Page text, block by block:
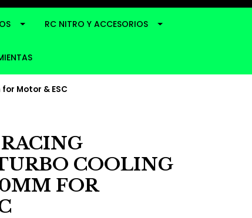
RC NITRO Y ACCESORIOS
Motor & ESC
COOLING
FOR